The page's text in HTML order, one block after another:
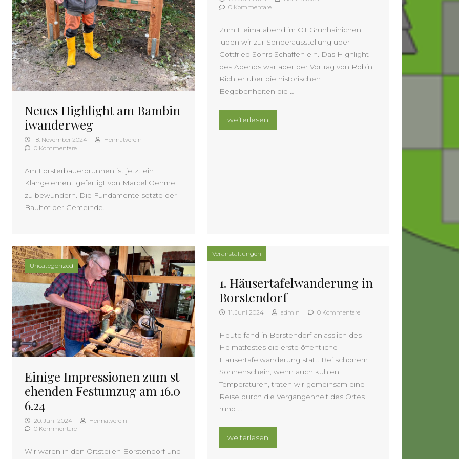
Neues Highlight am Bambin
iwanderweg
18. November 2024
Heimatverein
0 Kommentare
Am Försterbauerbrunnen ist jetzt ein
Klangelement gefertigt von Marcel Oehme
zu bewundern. Die Fundamente setzte der
Bauhof der Gemeinde.
0 Kommentare
Zum Heimatabend im OT Grünhainichen
luden wir zur Sonderausstellung über
Gottfried Sohrs Schaffen ein. Das Highlight
des Abends war aber der Vortrag von Robin
Richter über die historischen
Begebenheiten die …
„Der Heimatabend am 13.06. 24“
weiterlesen
Uncategorized
Einige Impressionen zum st
ehenden Festumzug am 16.0
6.24
20. Juni 2024
Heimatverein
0 Kommentare
Wir waren in den Ortsteilen Borstendorf und
Veranstaltungen
1. Häusertafelwanderung in
Borstendorf
11. Juni 2024 admin 0 Kommentare
Heute fand in Borstendorf anlässlich des
Heimatfestes die erste öffentliche
Häusertafelwanderung statt. Bei schönem
Sonnenschein, wenn auch kühlen
Temperaturen, traten wir gemeinsam eine
Reise durch die Vergangenheit des Ortes
rund …
„1. Häusertafelwanderung in Borstendorf“
weiterlesen